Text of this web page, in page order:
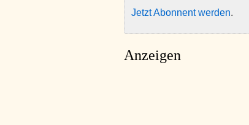
Jetzt Abonnent werden.
Anzeigen